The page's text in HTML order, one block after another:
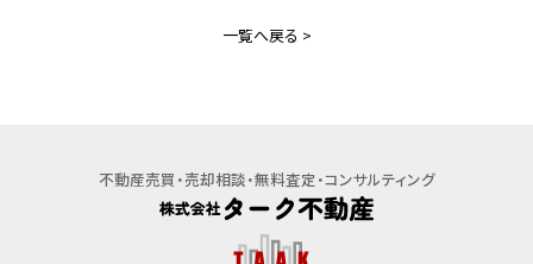
一覧へ戻る >
不動産売買・売却相談・無料査定・コンサルティング